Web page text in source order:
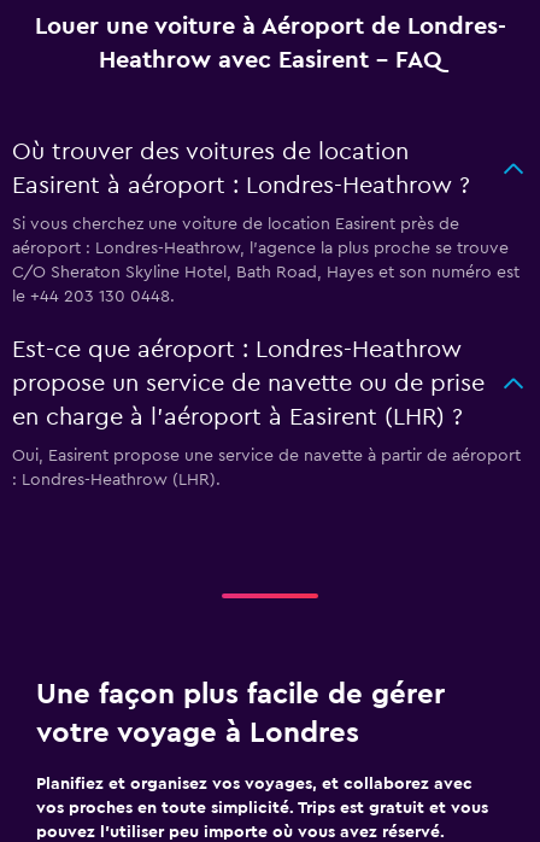
Louer une voiture à Aéroport de Londres-
Heathrow avec Easirent - FAQ
Où trouver des voitures de location
Easirent à aéroport : Londres-Heathrow ?
Si vous cherchez une voiture de location Easirent près de
aéroport : Londres-Heathrow, l’agence la plus proche se trouve
C/O Sheraton Skyline Hotel, Bath Road, Hayes et son numéro est
le +44 203 130 0448.
Est-ce que aéroport : Londres-Heathrow
propose un service de navette ou de prise
en charge à l’aéroport à Easirent (LHR) ?
Oui, Easirent propose une service de navette à partir de aéroport
: Londres-Heathrow (LHR).
Une façon plus facile de gérer
votre voyage à Londres
Planifiez et organisez vos voyages, et collaborez avec
vos proches en toute simplicité. Trips est gratuit et vous
pouvez l’utiliser peu importe où vous avez réservé.